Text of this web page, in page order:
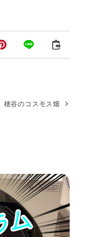
穂谷のコスモス畑